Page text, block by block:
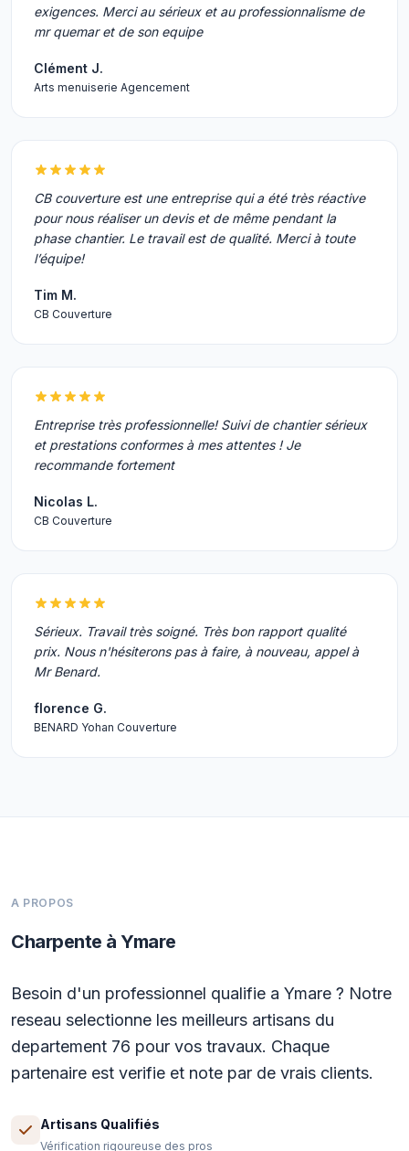
exigences. Merci au sérieux et au professionnalisme de
mr quemar et de son equipe
Clément J.
Arts menuiserie Agencement
CB couverture est une entreprise qui a été très réactive
pour nous réaliser un devis et de même pendant la
phase chantier. Le travail est de qualité. Merci à toute
l’équipe!
Tim M.
CB Couverture
Entreprise très professionnelle! Suivi de chantier sérieux
et prestations conformes à mes attentes ! Je
recommande fortement
Nicolas L.
CB Couverture
Sérieux. Travail très soigné. Très bon rapport qualité
prix. Nous n'hésiterons pas à faire, à nouveau, appel à
Mr Benard.
florence G.
BENARD Yohan Couverture
A PROPOS
Charpente à Ymare
Besoin d'un professionnel qualifie a Ymare ? Notre
reseau selectionne les meilleurs artisans du
departement 76 pour vos travaux. Chaque
partenaire est verifie et note par de vrais clients.
Artisans Qualifiés
Vérification rigoureuse des pros